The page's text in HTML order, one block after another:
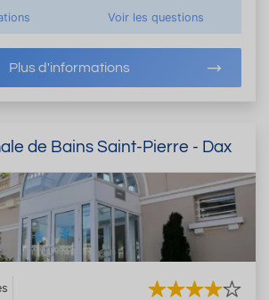
Voir les questions
Plus d'informations
de Bains Saint-Pierre - Dax